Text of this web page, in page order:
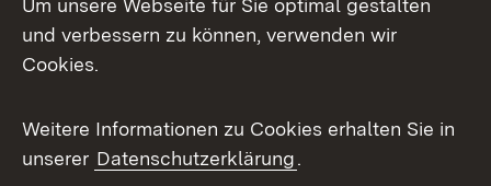
Facebook
X / Twitter
Youtube
Um unsere Webseite für Sie optimal gestalten
und verbessern zu können, verwenden wir
Cookies.
Weitere Informationen zu Cookies erhalten Sie in
unserer Datenschutzerklärung.